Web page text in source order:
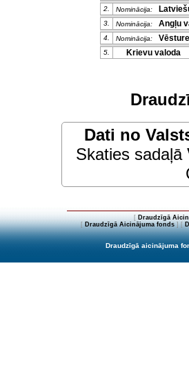
2. Nominācija:
3. Nominācija: Angļu
4. Nominācija: Vēsture
5. Krievu valoda
Dati no
Skaties sadaļā
[ Draudzīgā
[Draudzīgā Aicinājuma fonds] [
Draudzīgā aicinājuma